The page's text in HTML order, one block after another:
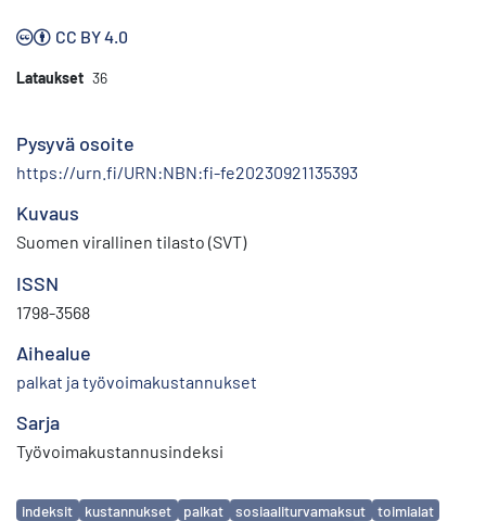
CC BY 4.0
Lataukset 36
Pysyvä osoite
https://urn.fi/URN:NBN:fi-fe20230921135393
Kuvaus
Suomen virallinen tilasto (SVT)
ISSN
1798-3568
Aihealue
palkat ja työvoimakustannukset
Sarja
Työvoimakustannusindeksi
Avainsanat
indeksit kustannukset palkat sosiaaliturvamaksut
toimialat